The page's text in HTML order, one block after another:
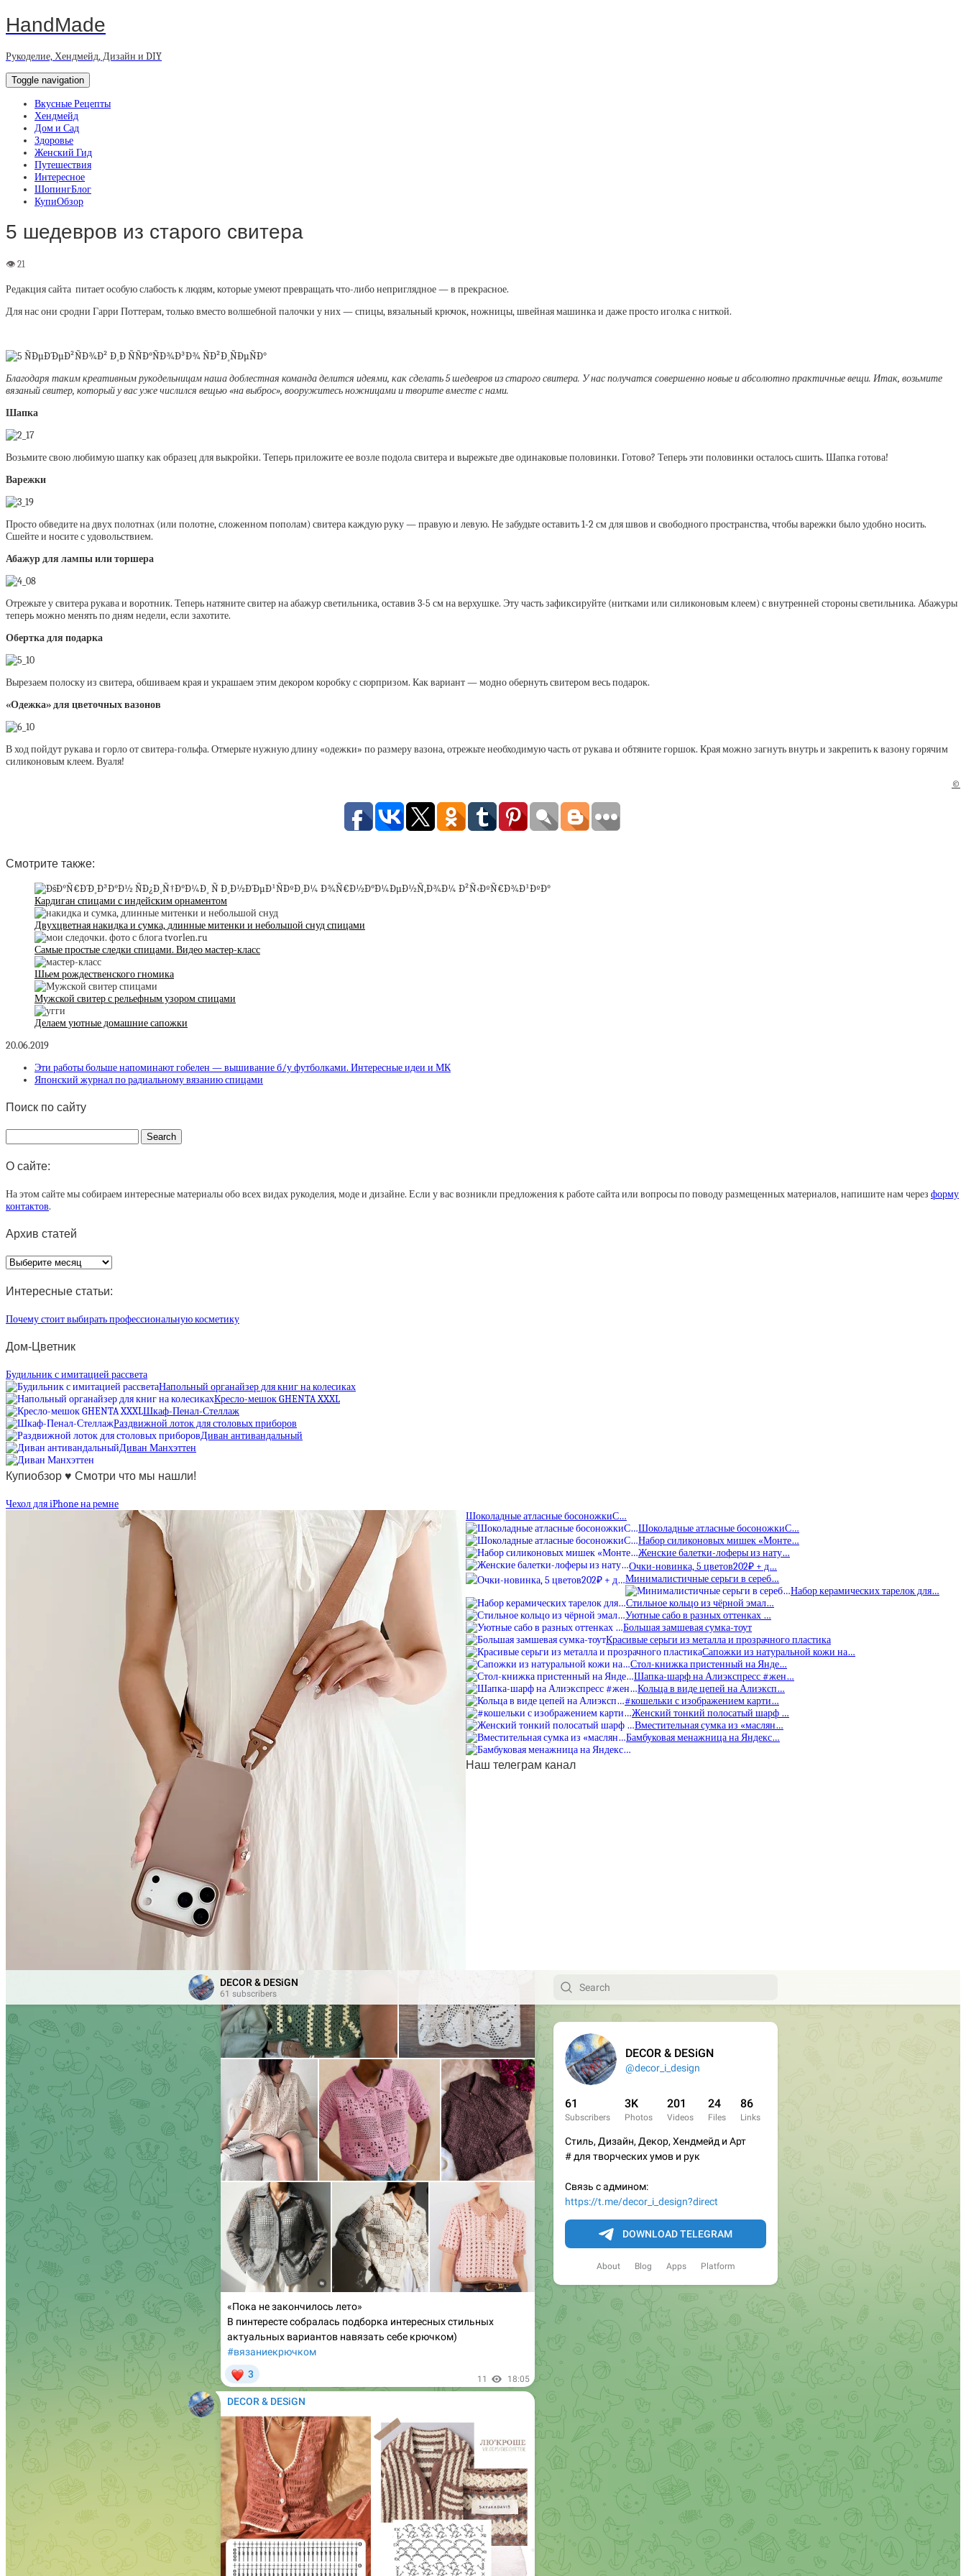
HandMade
Рукоделие, Хендмейд, Дизайн и DIY
Toggle navigation
Вкусные Рецепты
Хендмейд
Дом и Сад
Здоровье
Женский Гид
Путешествия
Интересное
ШопингБлог
КупиОбзор
5 шедевров из старого свитера
Редакция сайта питает особую слабость к людям, которые умеют превращать что-либо неприглядное — в прекрасное.
Для нас они сродни Гарри Поттерам, только вместо волшебной палочки у них — спицы, вязальный крючок, ножницы, швейная машинка и даже просто иголка с ниткой.
Благодаря таким креативным рукодельницам наша доблестная команда делится идеями, как сделать 5 шедевров из старого свитера. У нас получатся совершенно новые и абсолютно практичные вещи. Итак, возьмите
вязаный свитер, который у вас уже числился вещью «на выброс», вооружитесь ножницами и творите вместе с нами.
Шапка
Возьмите свою любимую шапку как образец для выкройки. Теперь приложите ее возле подола свитера и вырежьте две одинаковые половинки. Готово? Теперь эти половинки осталось сшить. Шапка готова!
Варежки
Просто обведите на двух полотнах (или полотне, сложенном пополам) свитера каждую руку — правую и левую. Не забудьте оставить 1-2 см для швов и свободного пространства, чтобы варежки было удобно носить.
Сшейте и носите с удовольствием.
Абажур для лампы или торшера
Отрежьте у свитера рукава и воротник. Теперь натяните свитер на абажур светильника, оставив 3-5 см на верхушке. Эту часть зафиксируйте (нитками или силиконовым клеем) с внутренней стороны светильника. Абажуры
теперь можно менять по дням недели, если захотите.
Обертка для подарка
Вырезаем полоску из свитера, обшиваем края и украшаем этим декором коробку с сюрпризом. Как вариант — модно обернуть свитером весь подарок.
«Одежка» для цветочных вазонов
В ход пойдут рукава и горло от свитера-гольфа. Отмерьте нужную длину «одежки» по размеру вазона, отрежьте необходимую часть от рукава и обтяните горшок. Края можно загнуть внутрь и закрепить к вазону горячим
силиконовым клеем. Вуаля!
©
Смотрите также:
Кардиган спицами с индейским орнаментом
Двухцветная накидка и сумка, длинные митенки и небольшой снуд спицами
Самые простые следки спицами. Видео мастер-класс
Шьем рождественского гномика
Мужской свитер с рельефным узором спицами
Делаем уютные домашние сапожки
20.06.2019
Эти работы больше напоминают гобелен — вышивание б/у футболками. Интересные идеи и МК
Японский журнал по радиальному вязанию спицами
Поиск по сайту
О сайте:
На этом сайте мы собираем интересные материалы обо всех видах рукоделия, моде и дизайне. Если у вас возникли предложения к работе сайта или вопросы по поводу размещенных материалов, напишите нам через форму
контактов.
Архив статей
Архив
статей
Интересные статьи:
Почему стоит выбирать профессиональную косметику
Дом-Цветник
Будильник с имитацией рассвета
Напольный органайзер для книг на колесиках
Кресло-мешок GHENTA XXXL
Шкаф-Пенал-Стеллаж
Раздвижной лоток для столовых приборов
Диван антивандальный
Диван Манхэттен
Купиобзор ♥ Смотри что мы нашли!
Чехол для iPhone на ремне
Шоколадные атласные босоножкиС…
Шоколадные атласные босоножкиС…
Набор силиконовых мишек «Монте…
Женские балетки-лоферы из нату…
Очки-новинка, 5 цветов202₽ + д…
Минималистичные серьги в сереб…
Набор керамических тарелок для…
Стильное кольцо из чёрной эмал…
Уютные сабо в разных оттенках …
Большая замшевая сумка-тоут
Красивые серьги из металла и прозрачного пластика
Сапожки из натуральной кожи на…
Стол-книжка пристенный на Янде…
Шапка-шарф на Алиэкспресс #жен…
Кольца в виде цепей на Алиэксп…
#кошельки с изображением карти…
Женский тонкий полосатый шарф …
Вместительная сумка из «маслян…
Бамбуковая менажница на Яндекс…
Наш телеграм канал